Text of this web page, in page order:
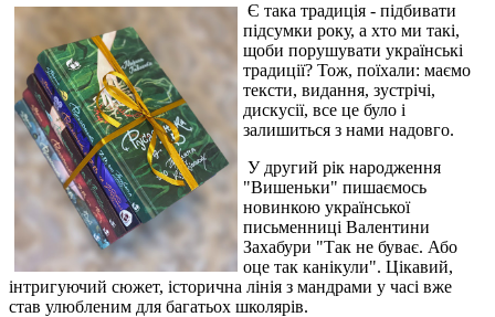
Є така традиція - підбивати
підсумки року, а хто ми такі,
щоби порушувати українські
традиції? Тож, поїхали: маємо
тексти, видання, зустрічі,
дискусії, все це було і
залишиться з нами надовго.
У другий рік народження
"Вишеньки" пишаємось
новинкою української
письменниці Валентини
Захабури "Так не буває. Або
оце так канікули". Цікавий,
інтригуючий сюжет, історична лінія з мандрами у часі вже
став улюбленим для багатьох школярів.